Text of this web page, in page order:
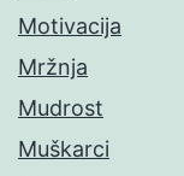
Motivacija
Mržnja
Mudrost
Muškarci